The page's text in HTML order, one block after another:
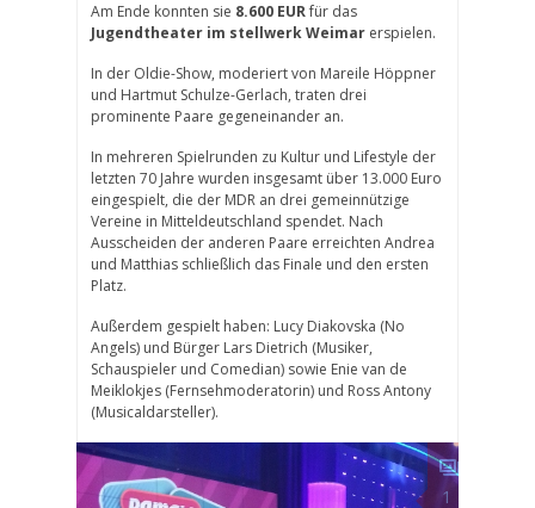
Am Ende konnten sie 8.600 EURfür das
Jugendtheater im stellwerk Weimar erspielen.
In der Oldie-Show, moderiert von Mareile Höppner
und Hartmut Schulze-Gerlach, traten drei
prominente Paare gegeneinander an.
In mehreren Spielrunden zu Kultur und Lifestyle der
letzten 70 Jahre wurden insgesamt über 13.000 Euro
eingespielt, die der MDR an drei gemeinnützige
Vereine in Mitteldeutschland spendet. Nach
Ausscheiden der anderen Paare erreichten Andrea
und Matthias schließlich das Finale und den ersten
Platz.
Außerdem gespielt haben: Lucy Diakovska (No
Angels) und Bürger Lars Dietrich (Musiker,
Schauspieler und Comedian) sowie Enie van de
Meiklokjes (Fernsehmoderatorin) und Ross Antony
(Musicaldarsteller).
1